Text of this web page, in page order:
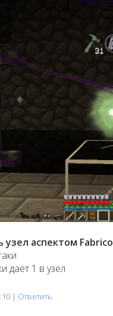
аспектом Fabrico
дает 1 в узел
| Ответить